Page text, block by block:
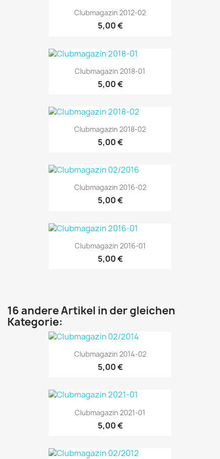
Clubmagazin 2012-02
5,00 €
Clubmagazin 2018-01
5,00 €
Clubmagazin 2018-02
5,00 €
Clubmagazin 2016-02
5,00 €
Clubmagazin 2016-01
5,00 €
16 andere Artikel in der gleichen
Kategorie:
Clubmagazin 2014-02
5,00 €
Clubmagazin 2021-01
5,00 €